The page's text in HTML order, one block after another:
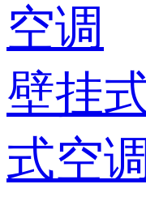
空调
壁挂
式空调